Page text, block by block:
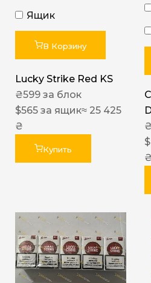
Ящик
В Корзину
Lucky Strike Red KS
₴599 за блок
$565 за ящик≈ 25 425
₴
Купить
₴
$
₴